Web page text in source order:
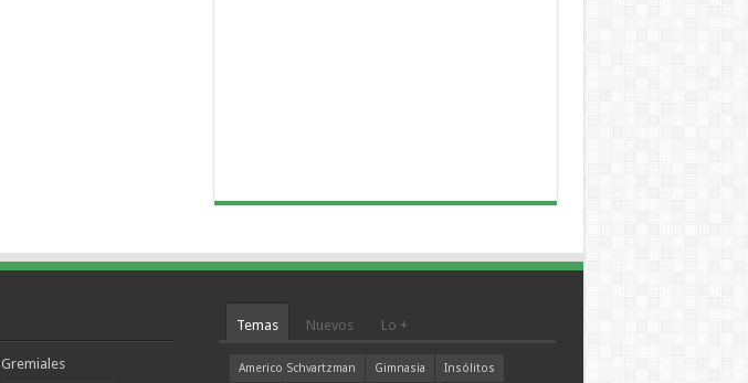
Gremiales
Temas Nuevos Lo +
Americo Schvartzman Gimnasia
Insólitos